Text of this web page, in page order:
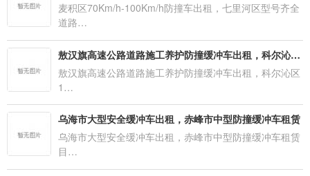
麦积区70Km/h-100Km/h防撞车出租，七里河区型号齐全
道路…
敖汉旗高速公路道路施工养护防撞缓冲车出租，科尔沁区14-24米桁架式臂架式桥梁检测车租赁【12月全新更新】
敖汉旗高速公路道路施工养护防撞缓冲车出租，科尔沁区
1…
乌海市大型安全缓冲车出租，赤峰市中型防撞缓冲车租赁
乌海市大型安全缓冲车出租，赤峰市中型防撞缓冲车租赁
目…